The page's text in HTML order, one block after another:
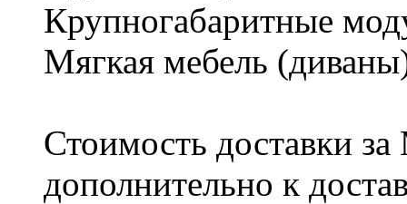
Крупногабаритные
Мягкая мебель
Стоимость доставки
дополнительно к